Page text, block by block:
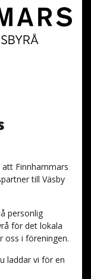
Finnhammars
till Väsby
personlig
för det lokala
oss i föreningen.
laddar vi för en